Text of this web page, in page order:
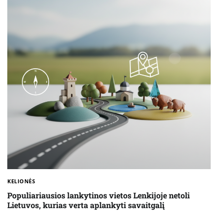
KELIONĖS
Populiariausios lankytinos vietos Lenkijoje netoli
Lietuvos, kurias verta aplankyti savaitgalį